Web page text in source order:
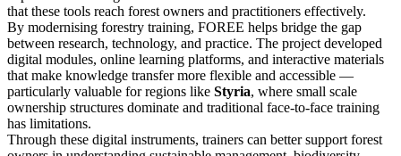
that these tools reach forest owners and practitioners effectively.
By modernising forestry training, FOREE helps bridge the gap
between research, technology, and practice. The project developed
digital modules, online learning platforms, and interactive materials
that make knowledge transfer more flexible and accessible —
particularly valuable for regions like Styria, where small scale
ownership structures dominate and traditional face-to-face training
has limitations.
Through these digital instruments, trainers can better support forest